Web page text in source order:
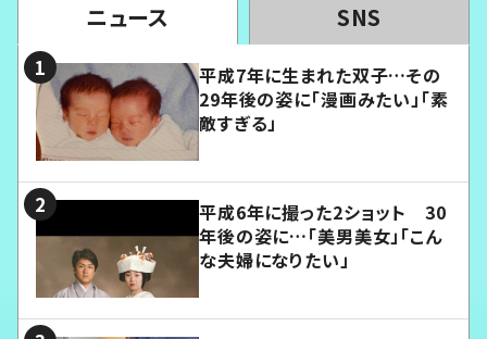
ニュース SNS
平成7年に生まれた双子…その
29年後の姿に「漫画みたい」「素
敵すぎる」
平成6年に撮った2ショット 30
年後の姿に…「美男美女」「こん
な夫婦になりたい」